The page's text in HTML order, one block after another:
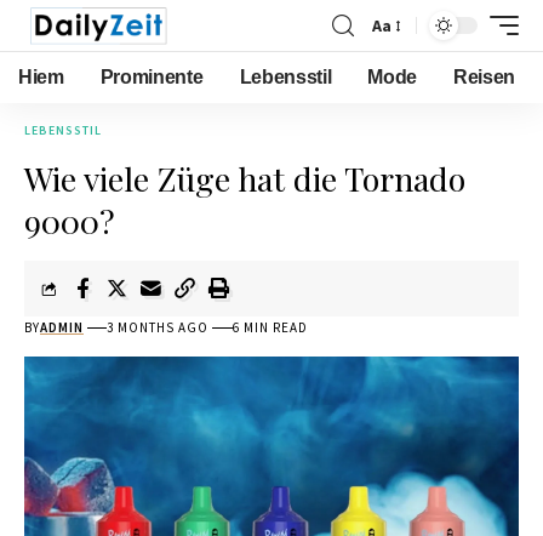
Aa
Hiem Prominente Lebensstil Mode Reisen
LEBENSSTIL
Wie viele Züge hat die Tornado
9000?
BYADMIN 3 MONTHS AGO 6 MIN READ